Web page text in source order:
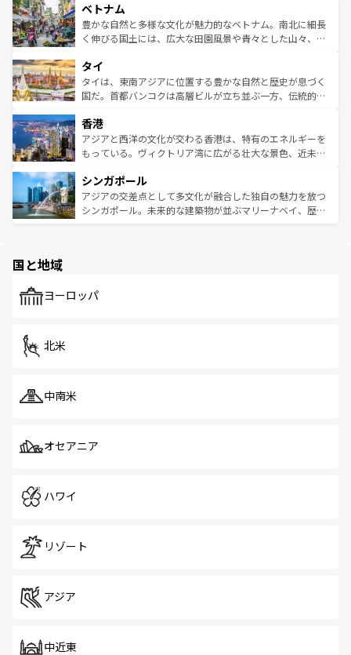
参照してほしい。
容にもいいと評判のスイーツなど、バラエティ豊かな料理
が味わえる。 なお、新着の台湾情報は コンテンツ一覧を参
照してほしい。
き、地方に足を延ばせば四季折々の自然美を楽しむことが
できる。そして、キムチや焼肉、絶品のストリートフード
まで、さまざまな韓国料理が待っている。夜には、韓国な
リティに包まれながら、韓国の多彩な魅力を心ゆくまで味
わってみてほしい。 なお、新着の韓国情報はコンテンツ一
覧を参照してほしい。
ベトナム
豊かな自然と多様な文化が魅力的なベトナム。南北に細長
く伸びる国土には、広大な田園風景や青々とした山々、世
急速な発展と共に伝統が息づく。ハノイの古い町並みやホ
ーチミン市のフランス統治時代の建物も、独特の雰囲気を
醸し出している。また、バラエティの豊かさとおいしさで
とつ。フォーやバインミー、ベトナムコーヒーなどは、ぜ
ひ現地で味わいたい。どの地域を訪れてもあたたかい人々
が旅行者を迎えてくれるので、きっと忘れられない旅にな
参照してほしい。
タイ
タイは、東南アジアに位置する豊かな自然と歴史が息づく
国だ。首都バンコクは高層ビルが立ち並ぶ一方、伝統的な
の活気が交差している。北部ではチェンマイなどの山岳地
帯で自然と触れ合い、南部ではプーケットやクラビの美し
いビーチでリゾート気分を楽しむことができる。タイ料理
激する。気候は一年中温暖で、どの季節にも異なる楽しみ
が待っている。親しみやすいタイの人々、仏教を中心とし
た文化、そして多様な観光資源が、訪れる旅人を魅了し続
香港
アジアと西洋の文化が交わる香港は、特有のエネルギーを
もっている。ヴィクトリア湾に広がる壮大な景色、近未来
み、どこを訪れても感動するはず。観光スポットが密集し
ており、効率よく見どころを回れるのも魅力。息をのむよ
うな絶景から文化的な体験まで、香港を存分に楽しみ尽く
シンガポール
アジアの交差点として多文化が融合した独自の魅力を放つ
シンガポール。未来的な建築物が並ぶマリーナベイ、歴史
で、ホーカーズは地元の風情を楽しめる外せないスポット
国と地域
ヨーロッパ
北米
中南米
オセアニア
ハワイ
リゾート
アジア
中近東